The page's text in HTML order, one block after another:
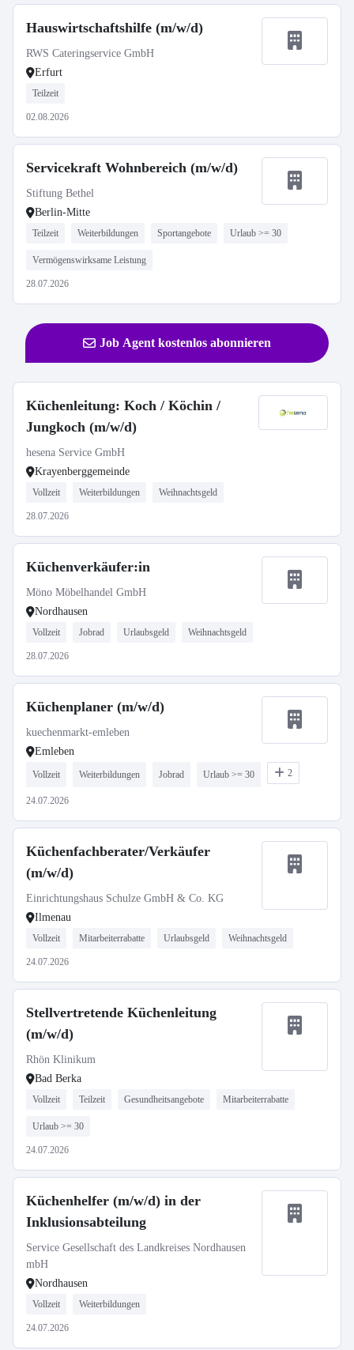
Hauswirtschaftshilfe (m/w/d)
RWS Cateringservice GmbH
Erfurt
Teilzeit
02.08.2026
Servicekraft Wohnbereich (m/w/d)
Stiftung Bethel
Berlin-Mitte
Teilzeit Weiterbildungen Sportangebote Urlaub >= 30
Vermögenswirksame Leistung
28.07.2026
Job Agent kostenlos abonnieren
Küchenleitung: Koch / Köchin /
Jungkoch (m/w/d)
hesena Service GmbH
Krayenberggemeinde
Vollzeit Weiterbildungen Weihnachtsgeld
28.07.2026
Küchenverkäufer:in
Möno Möbelhandel GmbH
Nordhausen
Vollzeit Jobrad Urlaubsgeld Weihnachtsgeld
28.07.2026
Küchenplaner (m/w/d)
kuechenmarkt-emleben
Emleben
Vollzeit Weiterbildungen Jobrad Urlaub >= 30 2
24.07.2026
Küchenfachberater/Verkäufer
(m/w/d)
Einrichtungshaus Schulze GmbH & Co. KG
Ilmenau
Vollzeit Mitarbeiterrabatte Urlaubsgeld Weihnachtsgeld
24.07.2026
Stellvertretende Küchenleitung
(m/w/d)
Rhön Klinikum
Bad Berka
Vollzeit Teilzeit Gesundheitsangebote Mitarbeiterrabatte
Urlaub >= 30
24.07.2026
Küchenhelfer (m/w/d) in der
Inklusionsabteilung
Service Gesellschaft des Landkreises Nordhausen
mbH
Nordhausen
Vollzeit Weiterbildungen
24.07.2026